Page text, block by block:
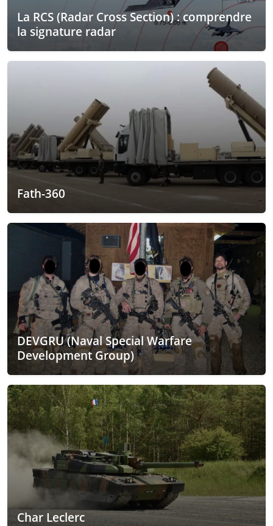
La RCS (Radar Cross Section) : comprendre
la signature radar
Fath-360
DEVGRU (Naval Special Warfare
Development Group)
Char Leclerc